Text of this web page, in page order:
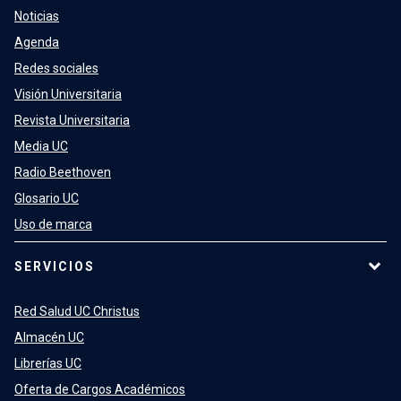
Noticias
Agenda
Redes sociales
Visión Universitaria
Revista Universitaria
Media UC
Radio Beethoven
Glosario UC
Uso de marca
SERVICIOS
Red Salud UC Christus
Almacén UC
Librerías UC
Oferta de Cargos Académicos